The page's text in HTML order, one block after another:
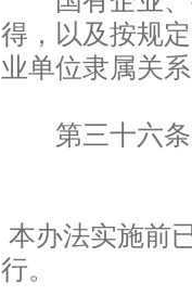
得，以及按规
业单位隶属关
第三十六条
本办法实施前
行。